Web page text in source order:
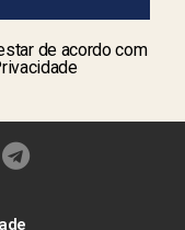
de acordo com